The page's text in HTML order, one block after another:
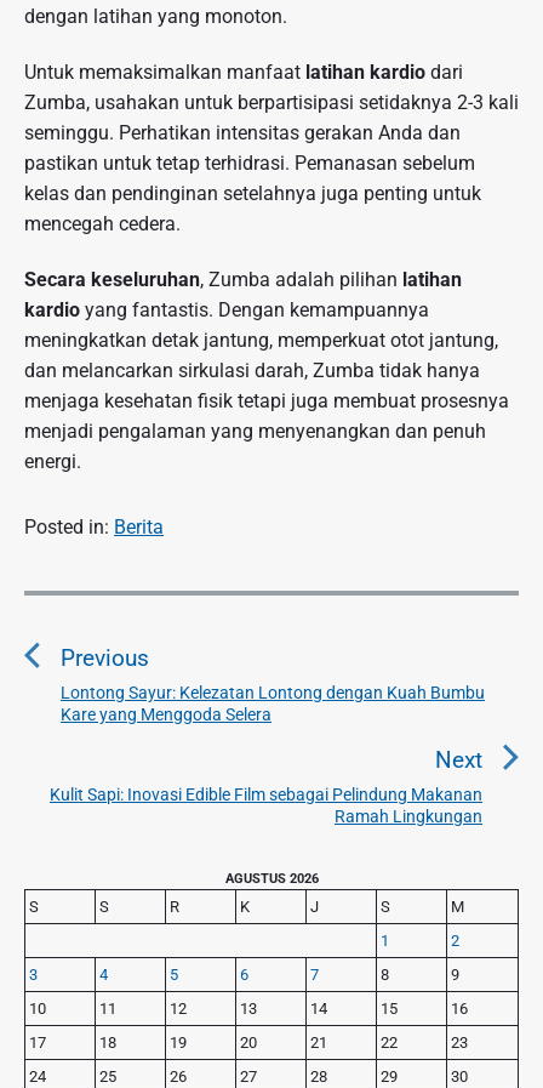
dengan latihan yang monoton.
Untuk memaksimalkan manfaat latihan kardio dari
Zumba, usahakan untuk berpartisipasi setidaknya 2-3 kali
seminggu. Perhatikan intensitas gerakan Anda dan
pastikan untuk tetap terhidrasi. Pemanasan sebelum
kelas dan pendinginan setelahnya juga penting untuk
mencegah cedera.
Secara keseluruhan, Zumba adalah pilihan latihan
kardio yang fantastis. Dengan kemampuannya
meningkatkan detak jantung, memperkuat otot jantung,
dan melancarkan sirkulasi darah, Zumba tidak hanya
menjaga kesehatan fisik tetapi juga membuat prosesnya
menjadi pengalaman yang menyenangkan dan penuh
energi.
Posted in: Berita
N
v
o
s
Previous
P
r
v
s
t
:
Lontong Sayur: Kelezatan Lontong dengan Kuah Bumbu
Kare yang Menggoda Selera
Next
N
e
t
p
Kulit Sapi: Inovasi Edible Film sebagai Pelindung Makanan
Ramah Lingkungan
r
i
m
a
r
y
S
AGUSTUS 2026
S S R K J S
M
1
2
3
4 5 6 7 8
9
10
11 12 13 14 15
16
17
18 19 20 21 22
23
24
25 26 27 28 29
30